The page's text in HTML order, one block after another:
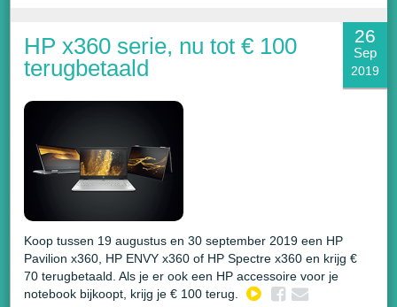
26
Sep
2019
HP x360 serie, nu tot € 100
terugbetaald
Koop tussen 19 augustus en 30 september 2019 een HP
Pavilion x360, HP ENVY x360 of HP Spectre x360 en krijg €
70 terugbetaald. Als je er ook een HP accessoire voor je
notebook bijkoopt, krijg je € 100 terug.